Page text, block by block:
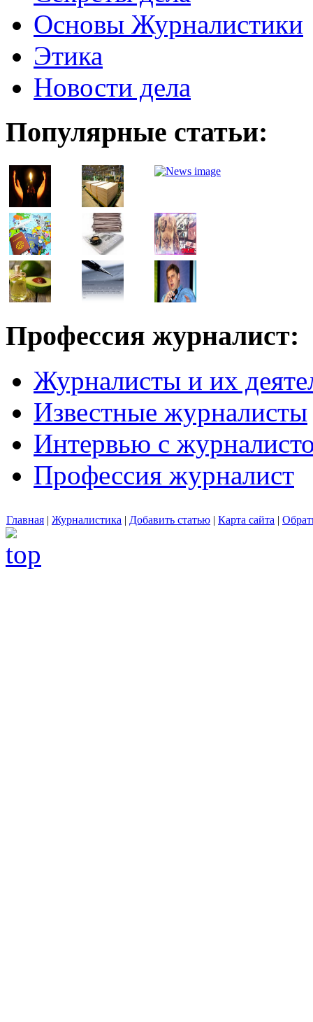
Основы Журналистики
Этика
Новости дела
Популярные статьи:
Профессия журналист:
Журналисты и их
Известные журналисты
Интервью с
Профессия журналист
Главная | Журналистика | Добавить статью | Карта сайта |